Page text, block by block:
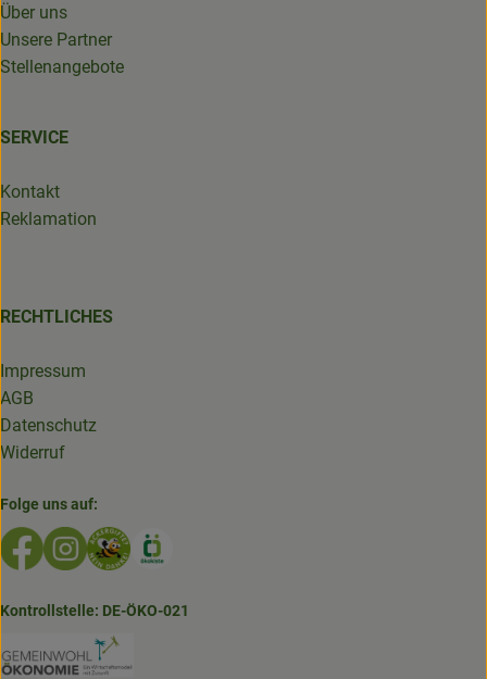
Über uns
Unsere Partner
Stellenangebote
SERVICE
Kontakt
Reklamation
RECHTLICHES
Impressum
AGB
Datenschutz
Widerruf
Folge uns auf:
Externer Link zu https://www.facebook.com/
Externer Link zu https://www.instagram.com/
Externer Link zu https://www.bioladen-
Kontrollstelle: DE-ÖKO-021